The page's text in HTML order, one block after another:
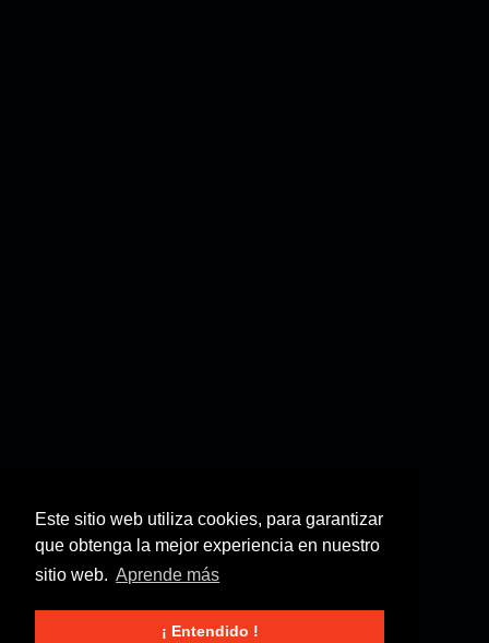
Este sitio web utiliza cookies, para garantizar
que obtenga la mejor experiencia en nuestro
sitio web. Aprende más
¡ Entendido !